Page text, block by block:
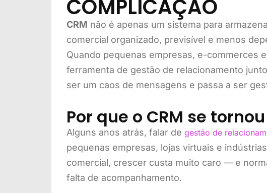
COMPLICAÇÃO
CRM não é apenas um sistema para
comercial organizado, previsível e menos
Quando pequenas empresas, e-commerces
ferramenta de gestão de relacionamento
ser um caos de mensagens e passa a ser
Por que o CRM se
Alguns anos atrás, falar de gestão de
pequenas empresas, lojas virtuais e
comercial, crescer custa muito caro — e
falta de acompanhamento.